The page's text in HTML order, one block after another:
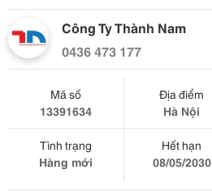
Công Ty Thành Nam
0436 473 177
Mã số
13391634
Địa điểm
Hà Nội
Tình trạng
Hàng mới
Hết hạn
08/05/2030